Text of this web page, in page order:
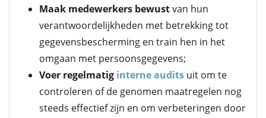
Maak medewerkers bewustvan hun
verantwoordelijkheden met betrekking tot
gegevensbescherming en train hen in het
omgaan met persoonsgegevens;
Voer regelmatig interne audits uit om te
controleren of de genomen maatregelen nog
steeds effectief zijn en om verbeteringen door